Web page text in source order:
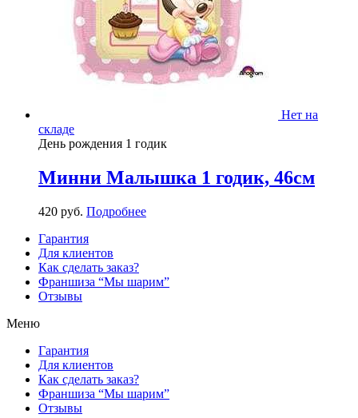
Нет на
складе
День рождения 1 годик
Минни Малышка 1 годик, 46см
420 руб. Подробнее
Гарантия
Для клиентов
Как сделать заказ?
Франшиза “Мы шарим”
Отзывы
Меню
Гарантия
Для клиентов
Как сделать заказ?
Франшиза “Мы шарим”
Отзывы